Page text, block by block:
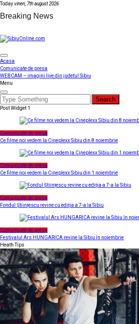
Skip
content
Todayvineri, 7th august 2026
Breaking News
Acasa
Comunicate de presa
WEBCAM – imagini live din judetul Sibiu
Menu
Search
for:
Post Widget 1
Comunicate de presa
Ce filme noi vedem la Cineplexx Sibiu din 8 noiembrie
Comunicate de presa
Ce filme noi vedem la Cineplexx Sibiu din 1 noiembrie
Comunicate de presa
Fondul Științescu revine cu ediția a 7-a la Sibiu
Comunicate de presa
Festivalul Ars HUNGARICA revine la Sibiu în noiembrie
Heath Tips